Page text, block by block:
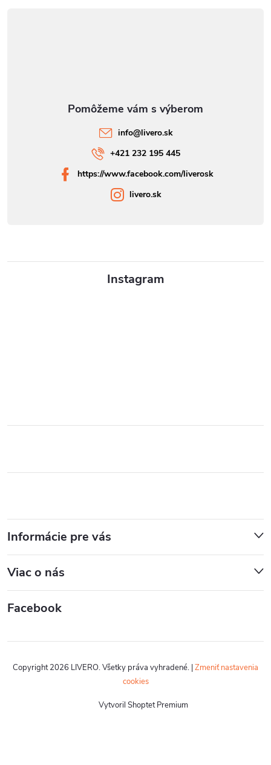
Instagram
Informácie pre vás
Viac o nás
Facebook
info@livero.sk
+421 232 195 445
https://www.facebook.com/liverosk
livero.sk
Vytvoril Shoptet Premium
Copyright 2026 LIVERO. Všetky práva vyhradené. |Zmeniť nastavenia
cookies